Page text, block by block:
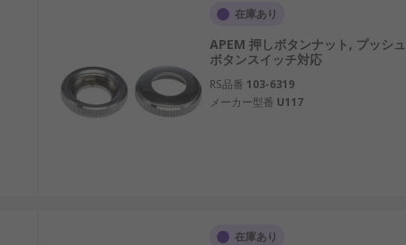
在庫あり
APEM 押しボタンナット, プッシュ
ボタンスイッチ対応
RS品番 103-6319
メーカー型番 U117
在庫あり